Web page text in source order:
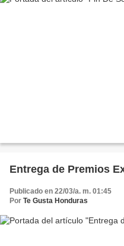
Entrega de Premios
Publicado en 22/03/a. m. 01:45
Por Te Gusta Honduras